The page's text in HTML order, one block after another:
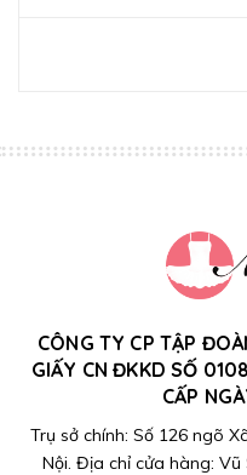
CÔNG TY CP TẬP
GIẤY CN ĐKKD SỐ
CẤP
Trụ sở chính: Số 126 ngõ
Nội. Địa chỉ cửa hàng: